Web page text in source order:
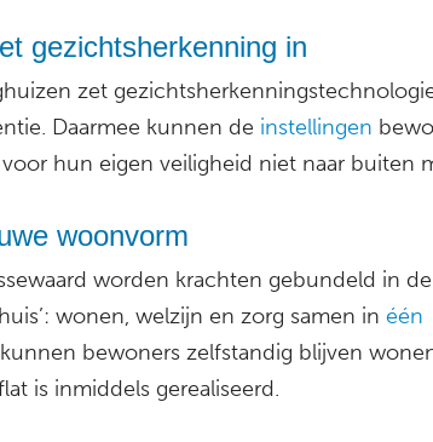
gezichtsherkenning in
zet
Daarmee kunnen de instellingen
hun eigen veiligheid niet naar buiten
woonvorm
worden krachten gebundeld in de
wonen, welzijn en zorg samen in één
bewoners zelfstandig blijven
is inmiddels gerealiseerd.